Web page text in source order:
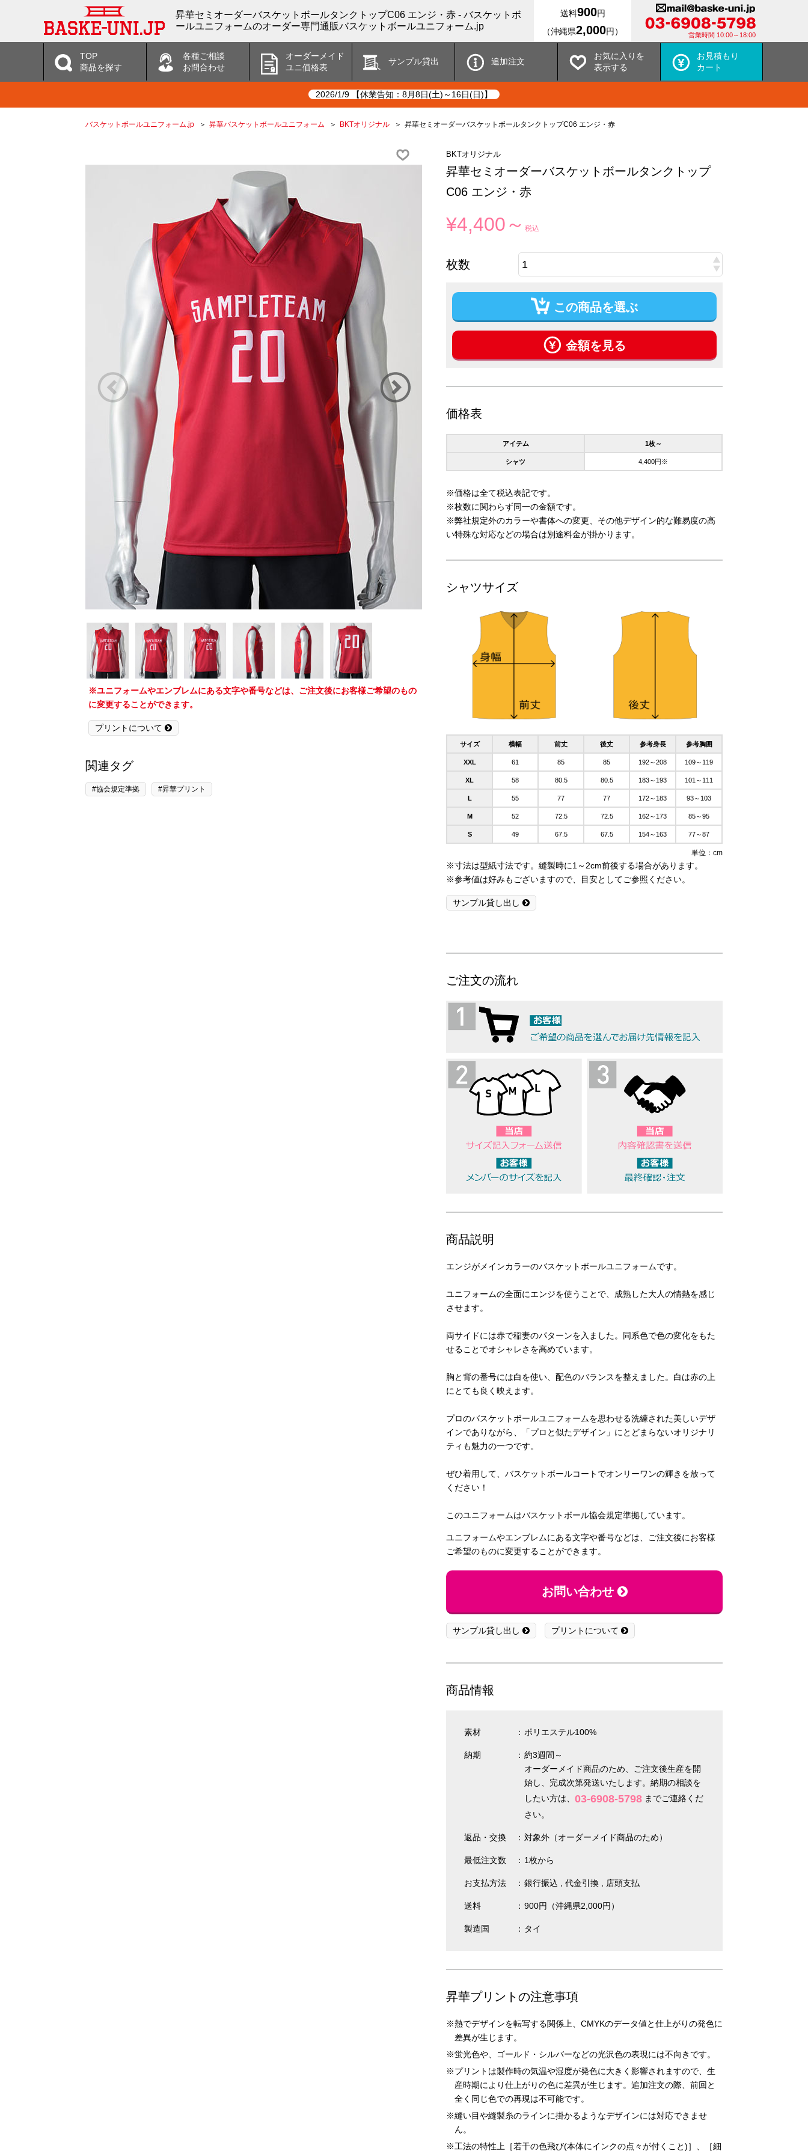
昇華セミオーダーバスケットボールタンクトップC06 エンジ・赤 - バスケットボ
ールユニフォームのオーダー専門通販バスケットボールユニフォーム.jp
送料900円
（沖縄県2,000円） 営業時間 10:00～18:00
TOP
商品を探す
各種ご相談
お問合わせ
オーダーメイド
ユニ価格表
サンプル貸出 追加注文
お気に入りを
表示する
お見積もり
カート
2026/1/9 【休業告知：8月8日(土)～16日(日)】
バスケットボールユニフォーム.jp 昇華バスケットボールユニフォーム BKTオリジナル 昇華セミオーダーバスケットボールタンクトップC06 エンジ・赤
※ユニフォームやエンブレムにある文字や番号などは、ご注文後にお客様ご希望のもの
に変更することができます。
プリントについて
関連タグ
#協会規定準拠 #昇華プリント
BKTオリジナル
昇華セミオーダーバスケットボールタンクトップ
C06 エンジ・赤
¥4,400～ 税込
枚数
この商品を選ぶ
金額を見る
価格表
アイテム 1枚～
シャツ 4,400円※
※価格は全て税込表記です。
※枚数に関わらず同一の金額です。
※弊社規定外のカラーや書体への変更、その他デザイン的な難易度の高
い特殊な対応などの場合は別途料金が掛かります。
シャツサイズ
サイズ 横幅 前丈 後丈 参考身長 参考胸囲
XXL 61 85 85 192～208 109～119
XL 58 80.5 80.5 183～193 101～111
L 55 77 77 172～183 93～103
M 52 72.5 72.5 162～173 85～95
S 49 67.5 67.5 154～163 77～87
単位：cm
※寸法は型紙寸法です。縫製時に1～2cm前後する場合があります。
※参考値は好みもございますので、目安としてご参照ください。
サンプル貸し出し
ご注文の流れ
商品説明
エンジがメインカラーのバスケットボールユニフォームです。
ユニフォームの全面にエンジを使うことで、成熟した大人の情熱を感じ
させます。
両サイドには赤で稲妻のパターンを入ました。同系色で色の変化をもた
せることでオシャレさを高めています。
胸と背の番号には白を使い、配色のバランスを整えました。白は赤の上
にとても良く映えます。
プロのバスケットボールユニフォームを思わせる洗練された美しいデザ
インでありながら、「プロと似たデザイン」にとどまらないオリジナリ
ティも魅力の一つです。
ぜひ着用して、バスケットボールコートでオンリーワンの輝きを放って
ください！
このユニフォームはバスケットボール協会規定準拠しています。
ユニフォームやエンブレムにある文字や番号などは、ご注文後にお客様
ご希望のものに変更することができます。
お問い合わせ
サンプル貸し出し プリントについて
商品情報
素材 ポリエステル100%
納期
約3週間～
オーダーメイド商品のため、ご注文後生産を開
始し、完成次第発送いたします。納期の相談を
したい方は、 03-6908-5798 までご連絡くだ
さい。
返品・交換 対象外（オーダーメイド商品のため）
最低注文数 1枚から
お支払方法 銀行振込 代金引換 店頭支払
送料 900円（沖縄県2,000円）
製造国 タイ
昇華プリントの注意事項
熱でデザインを転写する関係上、CMYKのデータ値と仕上がりの発色に
差異が生じます。
蛍光色や、ゴールド・シルバーなどの光沢色の表現には不向きです。
プリントは製作時の気温や湿度が発色に大きく影響されますので、生
産時期により仕上がりの色に差異が生じます。追加注文の際、前回と
全く同じ色での再現は不可能です。
縫い目や縫製糸のラインに掛かるようなデザインには対応できませ
ん。
工法の特性上［若干の色飛び(本体にインクの点々が付くこと)］、［細